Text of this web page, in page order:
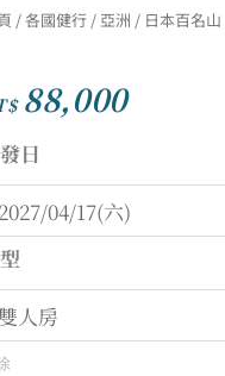
/各國健行/ 亞洲 / 日本百名山
88,000
日